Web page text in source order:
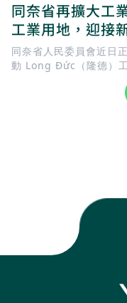
同奈省再擴大工
工業用地，迎接
同奈省人民委員會近日
動 Long Đức（隆德）
快完善基礎建設，迎接
擴充工業用地，以滿足